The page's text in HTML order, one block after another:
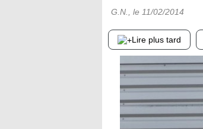
G.N. , le 11/02/2014
Lire plus tard